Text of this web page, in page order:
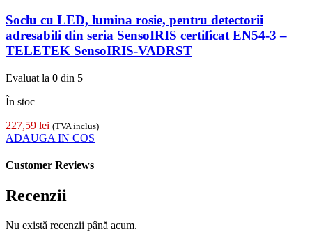
Soclu cu LED, lumina rosie, pentru detectorii
adresabili din seria SensoIRIS certificat EN54-3 –
TELETEK SensoIRIS-VADRST
Evaluat la 0 din 5
În stoc
227,59 lei (TVA inclus)
ADAUGA IN COS
Customer Reviews
Recenzii
Nu există recenzii până acum.